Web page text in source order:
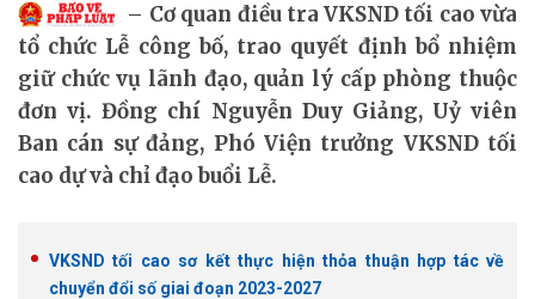
Cơ quan điều tra VKSND tối cao vừa
tổ chức Lễ công bố, trao quyết định bổ nhiệm
giữ chức vụ lãnh đạo, quản lý cấp phòng thuộc
đơn vị. Đồng chí Nguyễn Duy Giảng, Uỷ viên
Ban cán sự đảng, Phó Viện trưởng VKSND tối
cao dự và chỉ đạo buổi Lễ.
VKSND tối cao sơ kết thực hiện thỏa thuận hợp tác về
chuyển đổi số giai đoạn 2023-2027